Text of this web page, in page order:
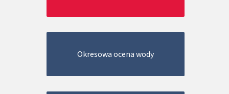
Okresowa ocena wody